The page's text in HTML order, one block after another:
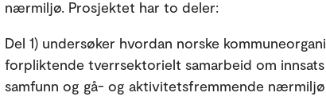
nærmiljø. Prosjektet har to deler:
Del 1) undersøker hvordan norske
forpliktende tverrsektorielt samarbeid om
samfunn og gå- og aktivitetsfremmende nærmiljø